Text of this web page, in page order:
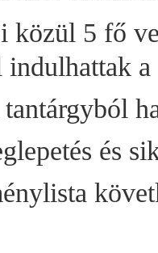
közül 5 fő
és